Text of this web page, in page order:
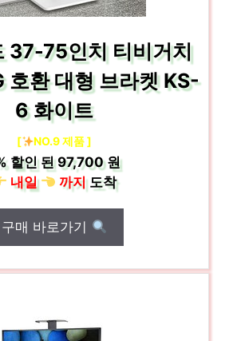
37-75인치 티비거치
호환 대형 브라켓 KS-
6 화이트
[ NO.9 제품 ]
할인 된97,700 원
내일
까지도착
구매 바로가기